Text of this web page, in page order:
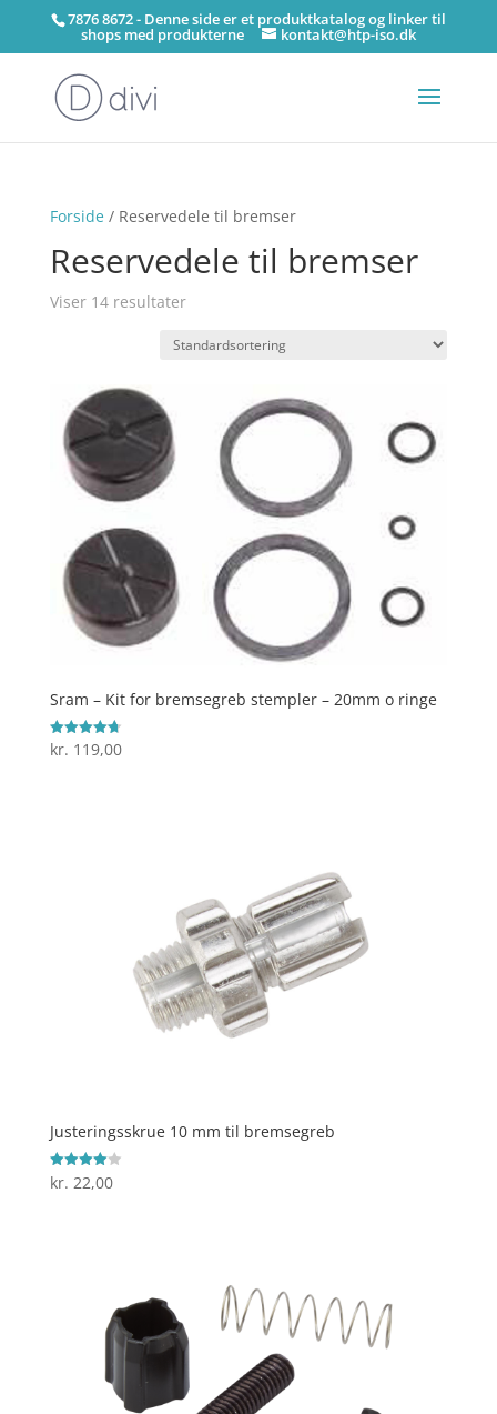
7876 8672 - Denne side er et produktkatalog og linker til
shops med produkterne kontakt@htp-iso.dk
Forside/ Reservedele til bremser
Reservedele til bremser
Viser 14 resultater
Sram – Kit for bremsegreb stempler – 20mm o ringe
Vurderet
4.7
kr. 119,00
Justeringsskrue 10 mm til bremsegreb
Vurderet
4
kr. 22,00